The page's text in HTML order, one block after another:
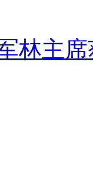
林主